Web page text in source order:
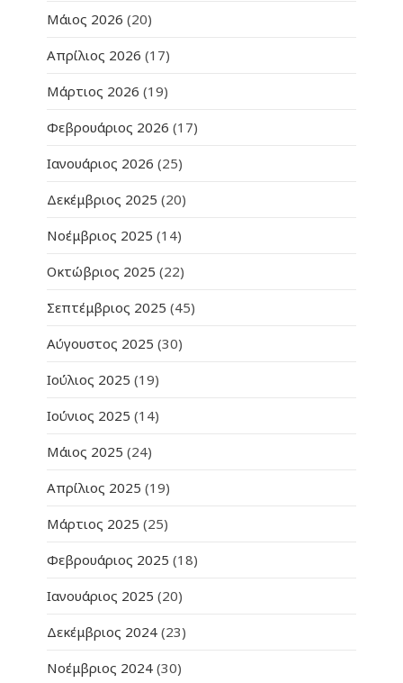
Μάιος 2026 (20)
Απρίλιος 2026 (17)
Μάρτιος 2026 (19)
Φεβρουάριος 2026 (17)
Ιανουάριος 2026 (25)
Δεκέμβριος 2025 (20)
Νοέμβριος 2025 (14)
Οκτώβριος 2025 (22)
Σεπτέμβριος 2025 (45)
Αύγουστος 2025 (30)
Ιούλιος 2025 (19)
Ιούνιος 2025 (14)
Μάιος 2025 (24)
Απρίλιος 2025 (19)
Μάρτιος 2025 (25)
Φεβρουάριος 2025 (18)
Ιανουάριος 2025 (20)
Δεκέμβριος 2024 (23)
Νοέμβριος 2024 (30)